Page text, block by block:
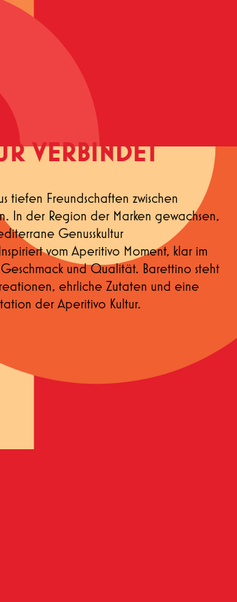
VERBINDET
tiefen Freundschaften zwischen
In der Region der Marken gewachsen,
Genusskultur
vom Aperitivo Moment, klar im
Geschmack und Qualität. Barettino steht
ehrliche Zutaten und eine
der Aperitivo Kultur.
zu haben.